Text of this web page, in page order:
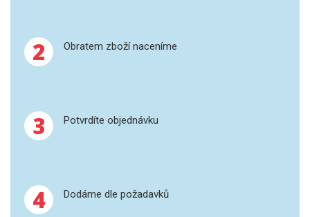
DETEKTORY HPLC
SPEKTROFOTOMETRY
PŘÍPRAVA VZORKŮ
2 Obratem zboží naceníme
3 Potvrdíte objednávku
4 Dodáme dle požadavků